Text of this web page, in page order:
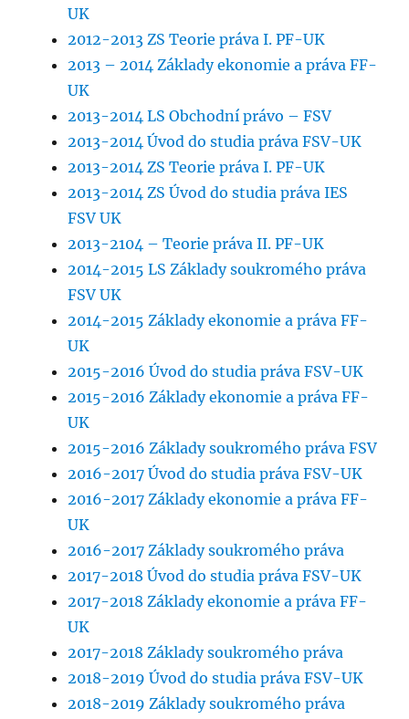
UK
2012-2013 ZS Teorie práva I. PF-UK
2013 – 2014 Základy ekonomie a práva FF-
UK
2013-2014 LS Obchodní právo – FSV
2013-2014 Úvod do studia práva FSV-UK
2013-2014 ZS Teorie práva I. PF-UK
2013-2014 ZS Úvod do studia práva IES
FSV UK
2013-2104 – Teorie práva II. PF-UK
2014-2015 LS Základy soukromého práva
FSV UK
2014-2015 Základy ekonomie a práva FF-
UK
2015-2016 Úvod do studia práva FSV-UK
2015-2016 Základy ekonomie a práva FF-
UK
2015-2016 Základy soukromého práva FSV
2016-2017 Úvod do studia práva FSV-UK
2016-2017 Základy ekonomie a práva FF-
UK
2016-2017 Základy soukromého práva
2017-2018 Úvod do studia práva FSV-UK
2017-2018 Základy ekonomie a práva FF-
UK
2017-2018 Základy soukromého práva
2018-2019 Úvod do studia práva FSV-UK
2018-2019 Základy soukromého práva